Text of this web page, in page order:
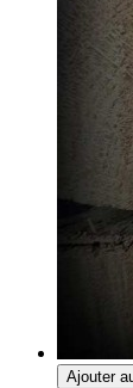
Ajouter